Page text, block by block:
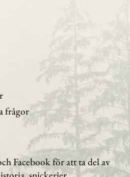
frågor
Facebook för att ta del av